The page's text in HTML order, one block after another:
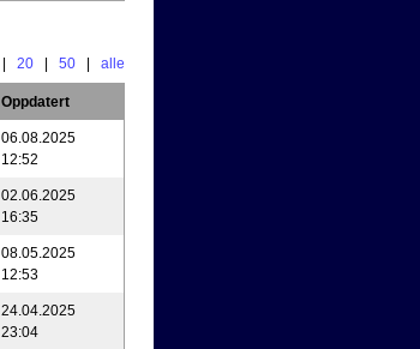
20 50 alle
Oppdatert
06.08.2025
12:52
02.06.2025
16:35
08.05.2025
12:53
24.04.2025
23:04